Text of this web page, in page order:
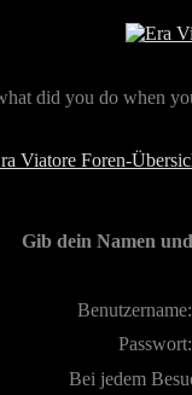
did you do when
Gib dein Namen
Benutzername:
Passwort:
Bei jedem